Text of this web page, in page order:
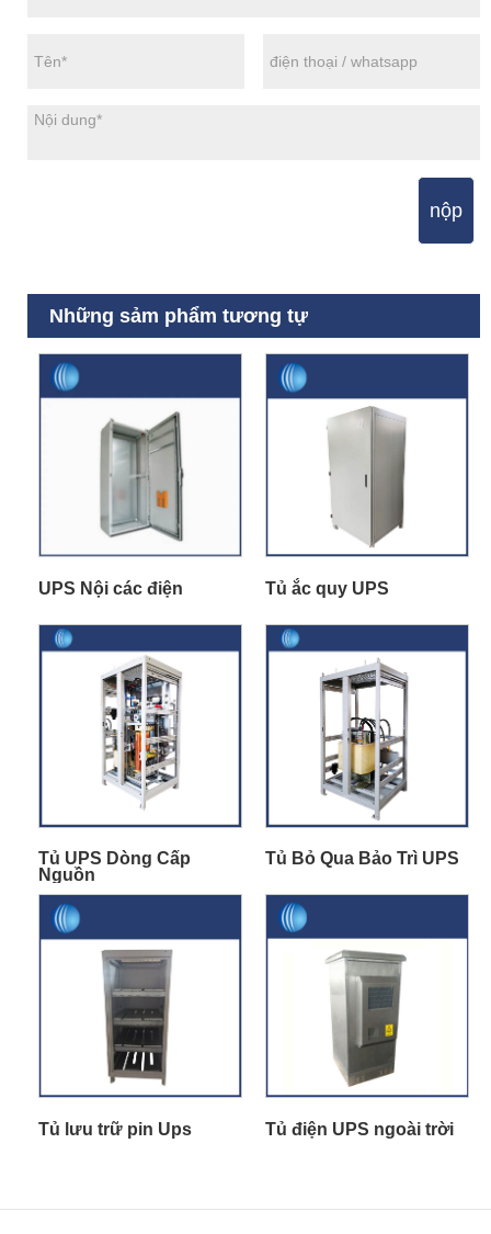
nộp
Những sảm phẩm tương tự
UPS Nội các điện Tủ ắc quy UPS
Tủ UPS Dòng Cấp
Nguồn
Tủ Bỏ Qua Bảo Trì UPS
Tủ lưu trữ pin Ups Tủ điện UPS ngoài trời